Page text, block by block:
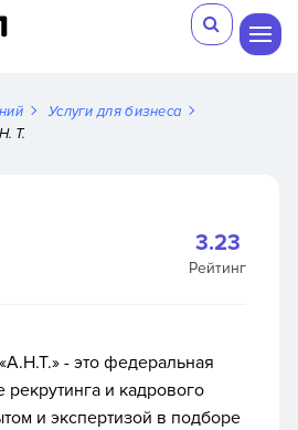
Услуги для бизнеса
Т.
3.23
Рейтинг
- это федеральная
и кадрового
и экспертизой в подборе